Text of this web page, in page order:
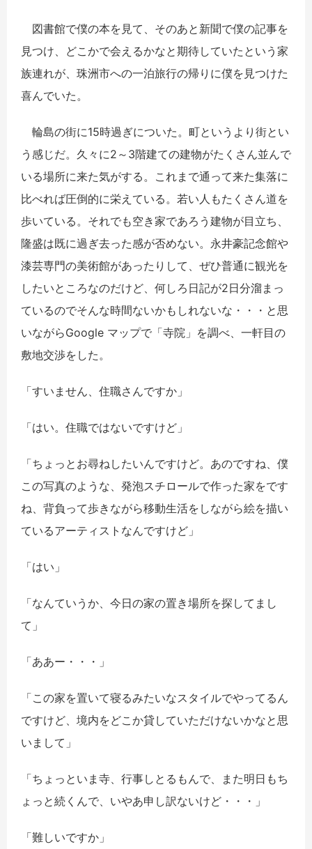
図書館で僕の本を見て、そのあと新聞で僕の記事を
見つけ、どこかで会えるかなと期待していたという家
族連れが、珠洲市への一泊旅行の帰りに僕を見つけた
喜んでいた。
輪島の街に15時過ぎについた。町というより街とい
う感じだ。久々に2～3階建ての建物がたくさん並んで
いる場所に来た気がする。これまで通って来た集落に
比べれば圧倒的に栄えている。若い人もたくさん道を
歩いている。それでも空き家であろう建物が目立ち、
隆盛は既に過ぎ去った感が否めない。永井豪記念館や
漆芸専門の美術館があったりして、ぜひ普通に観光を
したいところなのだけど、何しろ日記が2日分溜まっ
ているのでそんな時間ないかもしれないな・・・と思
いながらGoogle マップで「寺院」を調べ、一軒目の
敷地交渉をした。
「すいません、住職さんですか」
「はい。住職ではないですけど」
「ちょっとお尋ねしたいんですけど。あのですね、僕
この写真のような、発泡スチロールで作った家をです
ね、背負って歩きながら移動生活をしながら絵を描い
ているアーティストなんですけど」
「はい」
「なんていうか、今日の家の置き場所を探してまし
て」
「ああー・・・」
「この家を置いて寝るみたいなスタイルでやってるん
ですけど、境内をどこか貸していただけないかなと思
いまして」
「ちょっといま寺、行事しとるもんで、また明日もち
ょっと続くんで、いやあ申し訳ないけど・・・」
「難しいですか」